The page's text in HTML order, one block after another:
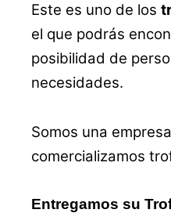
Este es uno de los
el que podrás
posibilidad de
necesidades.
Somos una
comercializamos
Entregamos su